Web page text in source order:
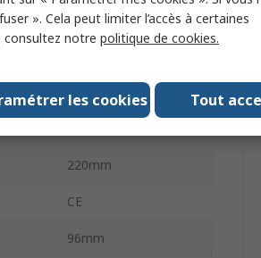
Batterie
Portable
220mm
CE
96mm
». Cela peut limiter l’accès à certaines
consultez notre politique de cookies.
Tout
les cookies